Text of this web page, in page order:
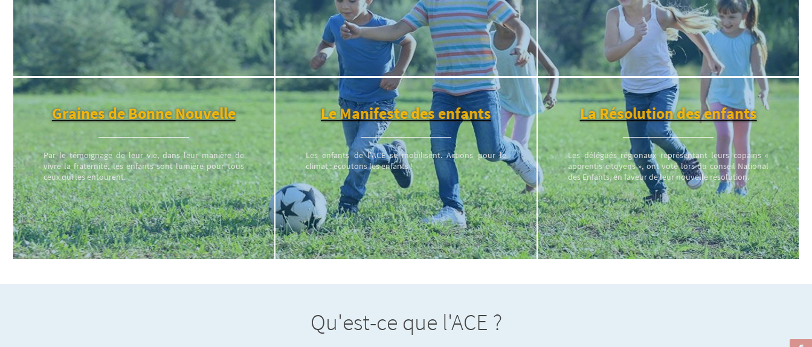
Graines de Bonne Nouvelle
Par le témoignage de leur vie, dans leur manière de
vivre la fraternité, les enfants sont lumière pour tous
ceux qui les entourent.
Le Manifeste des enfants
Les enfants de l’ACE se mobilisent. Actions pour le
climat : écoutons les enfants !
La Résolution des enfants
Les délégués régionaux représentant leurs copains «
apprentis citoyens », ont voté lors du conseil National
des Enfants, en faveur de leur nouvelle résolution.
Qu'est-ce que l'ACE ?